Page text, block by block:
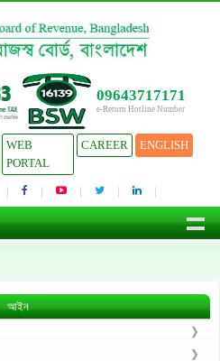
09643717171
e-Return Hotline Number
WEB
PORTAL
CAREER ENGLISH
আইন